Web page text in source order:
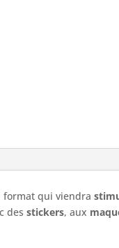
format qui viendra
desstickers, aux